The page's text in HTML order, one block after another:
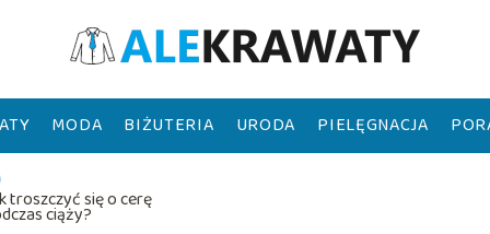
MODA BIŻUTERIA URODA PIELĘGNACJA
troszczyć się o cerę
ciąży?